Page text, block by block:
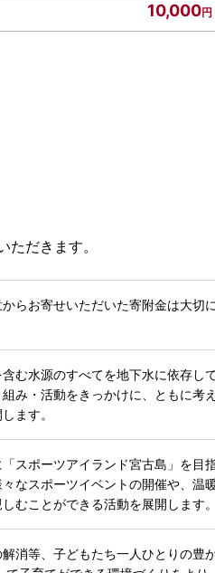
10,000
だきます。
らお寄せいただいた寄附金は大切
む水源のすべてを地下水に依存し
み・活動をきっかけに、ともに考
ます。
スポーツアイランド宮古島」を目
なスポーツイベントの開催や、温
むことができる活動を展開します。
消等、子どもたち一人ひとりの豊